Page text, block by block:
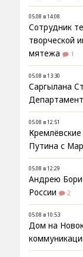
05.08 в 14:08
Сотрудник
творческой
мятежа
1
05.08 в 13:30
Саргылана
05.08 в 12:51
Путина с
05.08 в 12:29
Андрею
России
2
05.08 в 10:53
Дом на